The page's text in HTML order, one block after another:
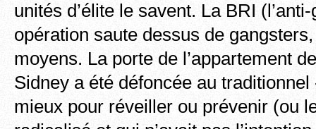
unités d’élite le savent. La BRI
opération saute dessus de
moyens. La porte de l’appartement
Sidney a été défoncée au
mieux pour réveiller ou prévenir (ou